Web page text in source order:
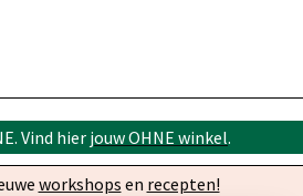
Vind hier jouw OHNE winkel.
workshops en recepten!